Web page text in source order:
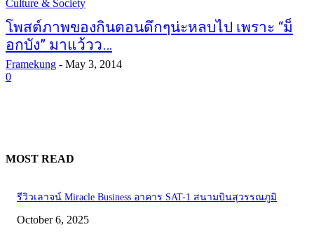
Culture & Society
โพสต์ภาพของกินตอนดึกๆน่ะหลบไป เพราะ “ม็
อกบัง” มาแว้วว…
Framekung - May 3, 2014
0
MOST READ
รีวิวเลาจน์ Miracle Business อาคาร SAT-1 สนามบินสุวรรณภูมิ
October 6, 2025